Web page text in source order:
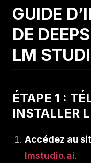
GUIDE
DE
LM
ÉTAPE 1 :
INSTALLER
Accédez au
lmstudio.ai.